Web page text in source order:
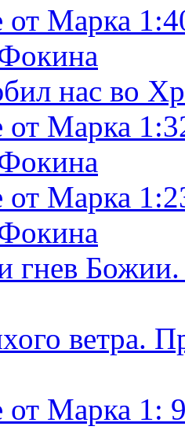
от Марка
нас во
от Марка
от Марка
гнев
ветра.
от Марка 1: